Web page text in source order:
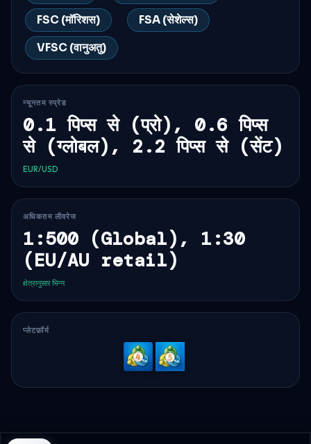
FSC (मॉरिशस)
FSA (सेशेल्स)
VFSC (वानुअतु)
न्यूनतम स्प्रेड
0.1 पिप्स से (प्रो), 0.6 पिप्स
से (ग्लोबल), 2.2 पिप्स से (सेंट)
EUR/USD
अधिकतम लीवरेज
1:500 (Global), 1:30
(EU/AU retail)
क्षेत्रानुसार भिन्न
प्लेटफ़ॉर्म
MetaTrader
4